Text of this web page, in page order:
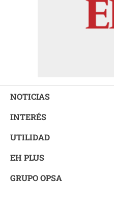
NOTICIAS
INTERÉS
UTILIDAD
EH PLUS
GRUPO OPSA